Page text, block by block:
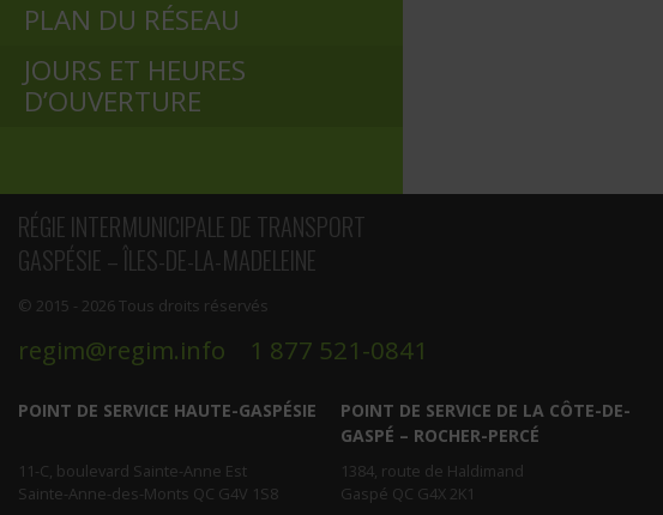
PLAN DU RÉSEAU
JOURS ET HEURES
D’OUVERTURE
RÉGIE INTERMUNICIPALE DE TRANSPORT
GASPÉSIE – ÎLES-DE-LA-MADELEINE
© 2015 - 2026 Tous droits réservés
regim@regim.info 1 877 521-0841
POINT DE SERVICE HAUTE-GASPÉSIE
11-C, boulevard Sainte-Anne Est
Sainte-Anne-des-Monts QC G4V 1S8
POINT DE SERVICE DE LA CÔTE-DE-
GASPÉ – ROCHER-PERCÉ
1384, route de Haldimand
Gaspé QC G4X 2K1